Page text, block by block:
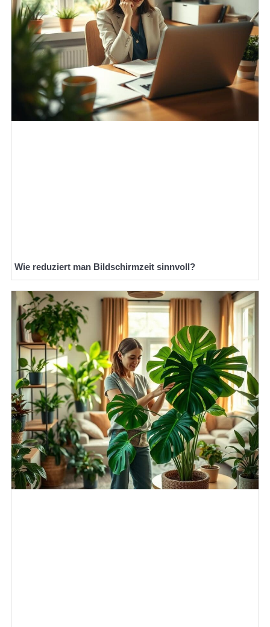
Wie reduziert man Bildschirmzeit sinnvoll?